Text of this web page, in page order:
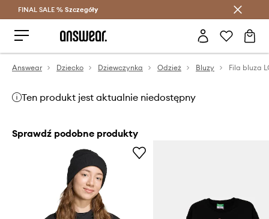
Oszczędzaj z Answear Club >
FINAL SALE % Szczegóły
Answear Dziecko Dziewczynka Odzież Bluzy Fila bluza
Ten produkt jest aktualnie niedostępny
Sprawdź podobne produkty